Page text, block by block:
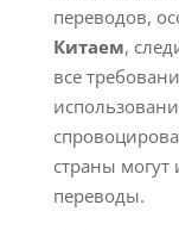
переводов,
Китаем,
все
страны
переводы.